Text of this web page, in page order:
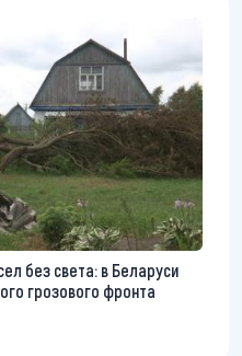
без света: в Беларуси
грозового фронта